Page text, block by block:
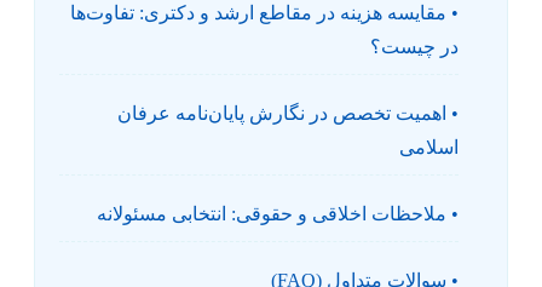
• مقایسه هزینه در مقاطع ارشد و دکتری: تفاوت‌ها
در چیست؟
• اهمیت تخصص در نگارش پایان‌نامه عرفان
اسلامی
• ملاحظات اخلاقی و حقوقی: انتخابی مسئولانه
• سوالات متداول (FAQ)